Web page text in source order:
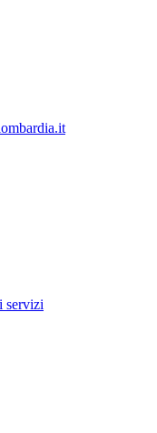
servizi